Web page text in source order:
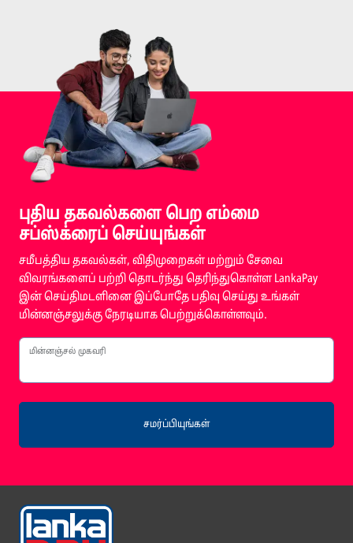
புதிய தகவல்களை பெற எம்மை
சப்ஸ்க்ரைப் செய்யுங்கள்
சமீபத்திய தகவல்கள், விதிமுறைகள் மற்றும் சேவை
விவரங்களைப் பற்றி தொடர்ந்து தெரிந்துகொள்ள LankaPay
இன் செய்திமடளினை இப்போதே பதிவு செய்து உங்கள்
மின்னஞ்சலுக்கு நேரடியாக பெற்றுக்கொள்ளவும்.
மின்னஞ்சல் முகவரி
சமர்ப்பியுங்கள்